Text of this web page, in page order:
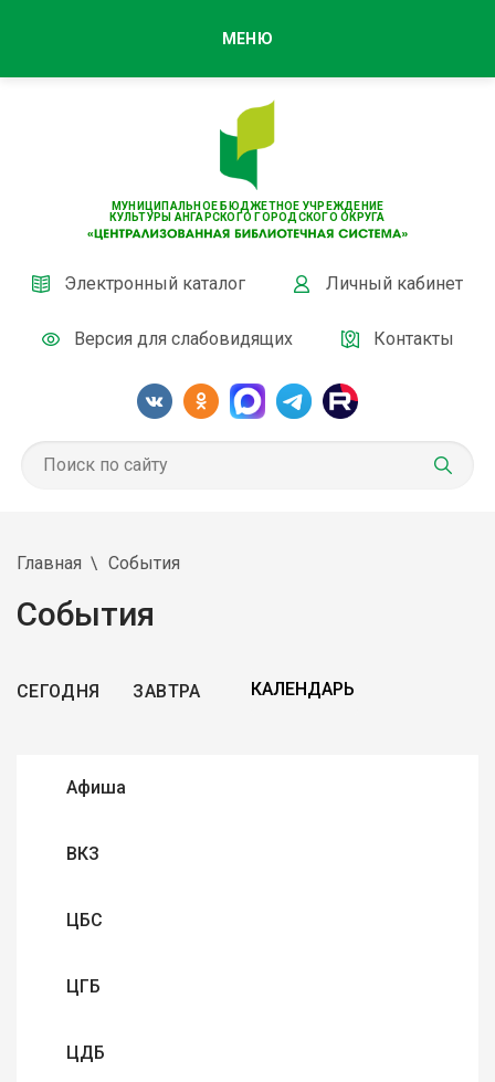
МУНИЦИПАЛЬНОЕ БЮДЖЕТНОЕ УЧРЕЖДЕНИЕ
КУЛЬТУРЫ АНГАРСКОГО ГОРОДСКОГО ОКРУГА
Электронный каталог Личный кабинет
Версия для слабовидящих Контакты
МЕНЮ
Главная События
События
СЕГОДНЯ ЗАВТРА
Афиша
ВКЗ
ЦБС
ЦГБ
ЦДБ